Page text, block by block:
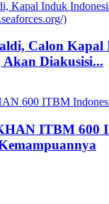
Calon Kapal
Diakusisi...
ITBM 600